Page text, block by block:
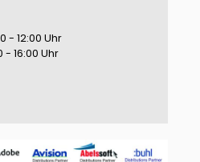
- 12:00 Uhr
- 16:00 Uhr